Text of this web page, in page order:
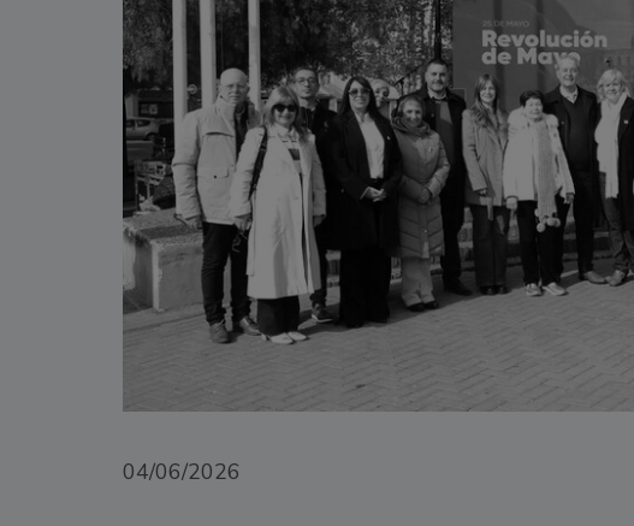
04/06/2026